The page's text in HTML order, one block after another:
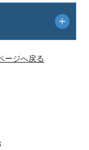
ージへ戻る